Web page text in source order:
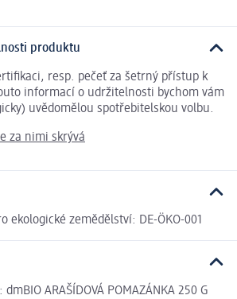
produktu
resp. pečeť za šetrný přístup k
informací o udržitelnosti bychom vám
uvědomělou spotřebitelskou volbu.
za nimi skrývá
ekologické zemědělství: DE-ÖKO-001
ARAŠÍDOVÁ POMAZÁNKA 250 G